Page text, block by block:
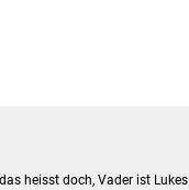
heisst doch, Vader ist Lukes